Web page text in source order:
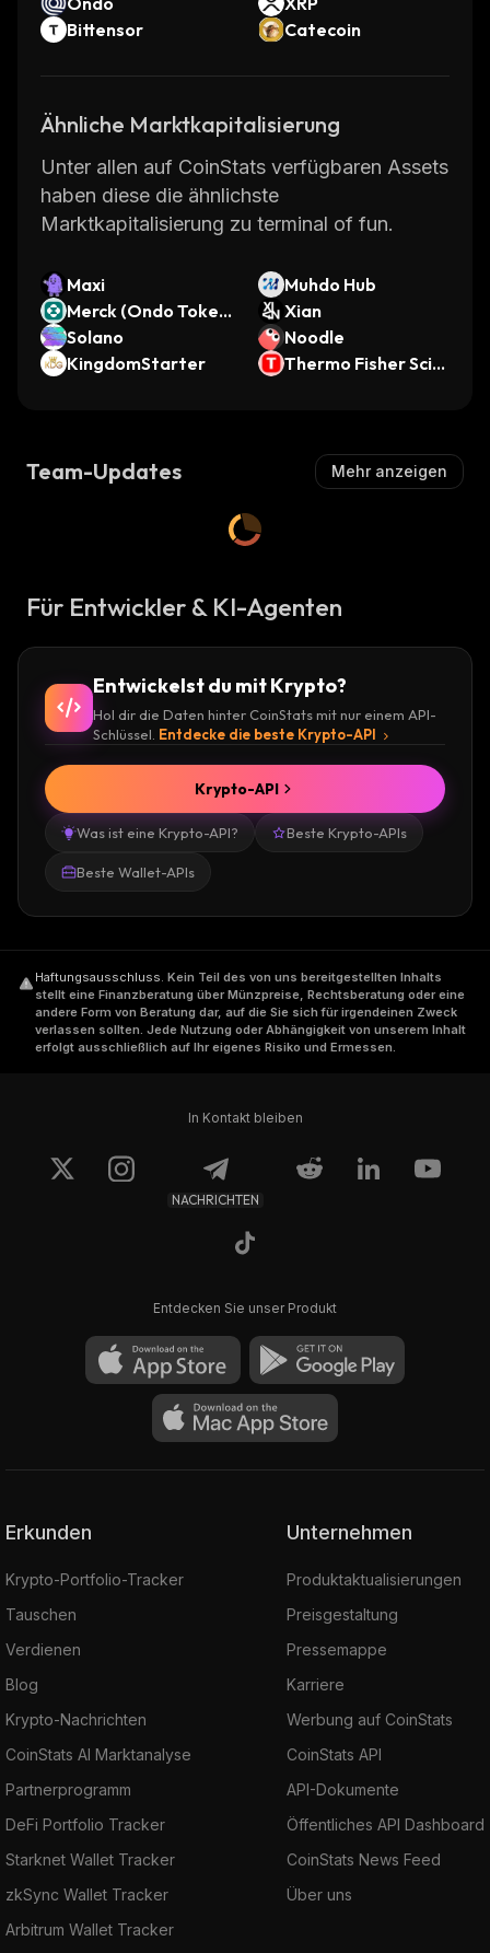
Bittensor
Catecoin
Ähnliche Marktkapitalisierung
Unter allen auf CoinStats verfügbaren Assets
haben diese die ähnlichste
Marktkapitalisierung zu terminal of fun.
Maxi
Muhdo Hub
Merck (Ondo Token
ized)
Xian
Solano
Noodle
KingdomStarter
Thermo Fisher Scie
Team-Updates Mehr anzeigen
Für Entwickler & KI-Agenten
Entwickelst du mit Krypto?
Hol dir die Daten hinter CoinStats mit nur einem API-
Schlüssel. Entdecke die beste Krypto-API
Was ist eine Krypto-API? Beste Krypto-APIs
Beste Wallet-APIs
Krypto-API
Haftungsausschluss. Kein Teil des von uns bereitgestellten Inhalts
stellt eine Finanzberatung über Münzpreise, Rechtsberatung oder eine
andere Form von Beratung dar, auf die Sie sich für irgendeinen Zweck
verlassen sollten. Jede Nutzung oder Abhängigkeit von unserem Inhalt
erfolgt ausschließlich auf Ihr eigenes Risiko und Ermessen.
In Kontakt bleiben
NACHRICHTEN
Entdecken Sie unser Produkt
Erkunden
Krypto-Portfolio-Tracker
Tauschen
Verdienen
Blog
Krypto-Nachrichten
CoinStats AI Marktanalyse
Partnerprogramm
DeFi Portfolio Tracker
Starknet Wallet Tracker
zkSync Wallet Tracker
Arbitrum Wallet Tracker
Unternehmen
Produktaktualisierungen
Preisgestaltung
Pressemappe
Karriere
Werbung auf CoinStats
CoinStats API
API-Dokumente
Öffentliches API Dashboard
CoinStats News Feed
Über uns